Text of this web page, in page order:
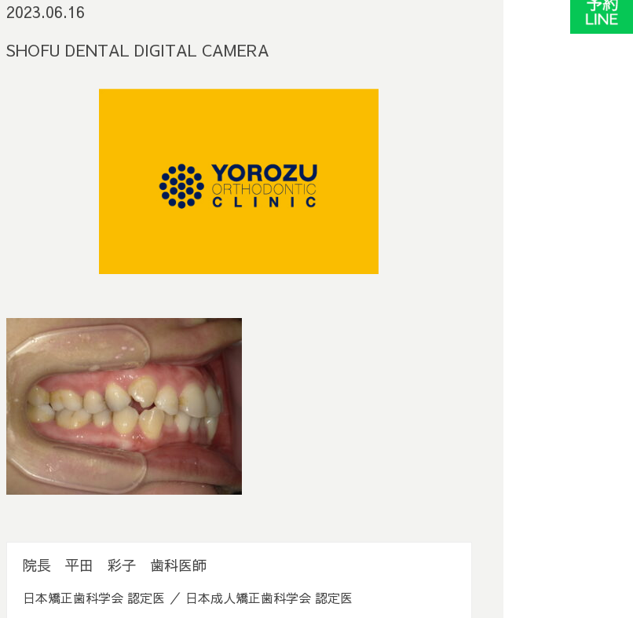
2023.06.16
SHOFU DENTAL DIGITAL CAMERA
院長 平田 彩子 歯科医師
日本矯正歯科学会 認定医 ／ 日本成人矯正歯科学会 認定医